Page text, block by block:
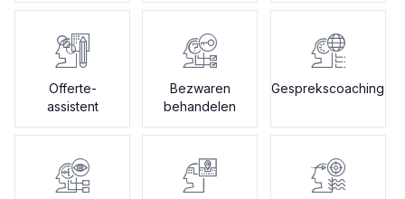
Offerte-
assistent
Bezwaren
behandelen
Gesprekscoaching